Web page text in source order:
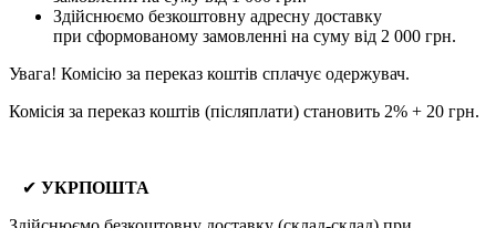
Здійснюємо безкоштовну адресну доставку
при сформованому замовленні на суму від 2 000 грн.
Увага! Комісію за переказ коштів сплачує одержувач.
Комісія за переказ коштів (післяплати) становить 2% + 20 грн.
✔ УКРПОШТА